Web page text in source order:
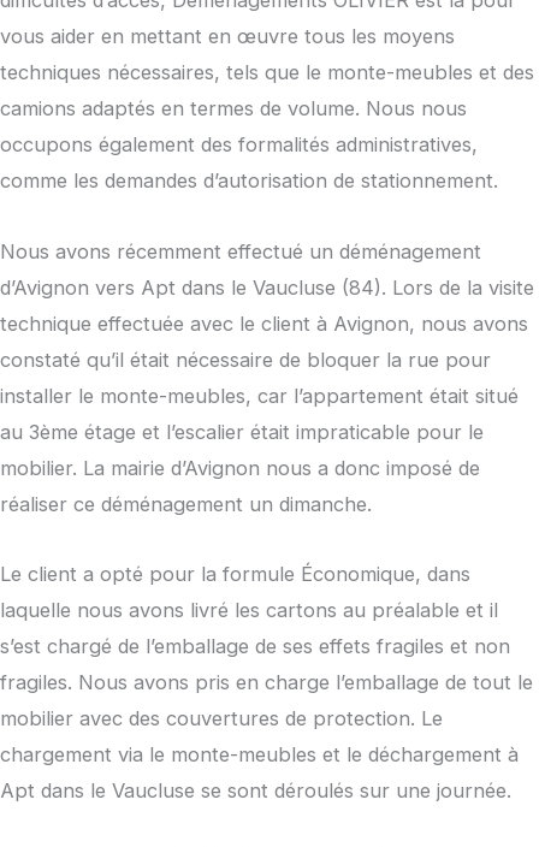
vous aider en mettant en œuvre tous les moyens
techniques nécessaires, tels que le monte-meubles et des
camions adaptés en termes de volume. Nous nous
occupons également des formalités administratives,
comme les demandes d’autorisation de stationnement.
Nous avons récemment effectué un déménagement
d’Avignon vers Apt dans le Vaucluse (84). Lors de la visite
technique effectuée avec le client à Avignon, nous avons
constaté qu’il était nécessaire de bloquer la rue pour
installer le monte-meubles, car l’appartement était situé
au 3ème étage et l’escalier était impraticable pour le
mobilier. La mairie d’Avignon nous a donc imposé de
réaliser ce déménagement un dimanche.
Le client a opté pour la formule Économique, dans
laquelle nous avons livré les cartons au préalable et il
s’est chargé de l’emballage de ses effets fragiles et non
fragiles. Nous avons pris en charge l’emballage de tout le
mobilier avec des couvertures de protection. Le
chargement via le monte-meubles et le déchargement à
Apt dans le Vaucluse se sont déroulés sur une journée.